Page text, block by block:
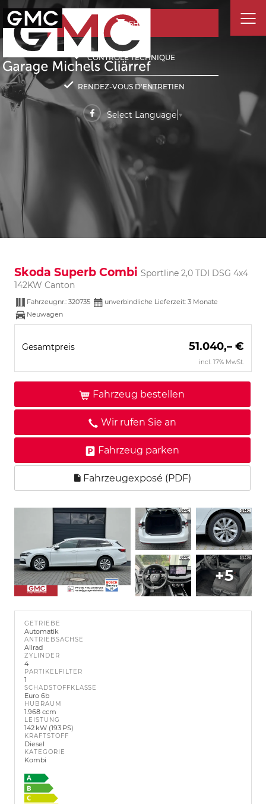
SHOP
CONTRÔLE TECHNIQUE
RENDEZ-VOUS D'ENTRETIEN
Select Language ▼
Skoda Superb Combi Sportline 2,0 TDI DSG 4x4
142KW Canton
Fahrzeugnr.: 320735 unverbindliche Lieferzeit: 3 Monate
Neuwagen
Gesamtpreis 51.040,– €
incl. 17% MwSt.
Fahrzeug bestellen
Wir rufen Sie an
Fahrzeug parken
Fahrzeugexposé (PDF)
+5
GETRIEBE
Automatik
ANTRIEBSACHSE
Allrad
ZYLINDER
4
PARTIKELFILTER
1
SCHADSTOFFKLASSE
Euro 6b
HUBRAUM
1.968 ccm
LEISTUNG
142 kW (193 PS)
KRAFTSTOFF
Diesel
KATEGORIE
Kombi